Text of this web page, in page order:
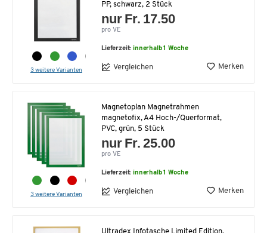
3 weitere Varianten
PP, schwarz, 2 Stück
nur Fr. 17.50
pro VE
Lieferzeit:innerhalb 1 Woche
Vergleichen Merken
3 weitere Varianten
Magnetoplan Magnetrahmen
magnetofix, A4 Hoch-/Querformat,
PVC, grün, 5 Stück
nur Fr. 25.00
pro VE
Lieferzeit:innerhalb 1 Woche
Vergleichen Merken